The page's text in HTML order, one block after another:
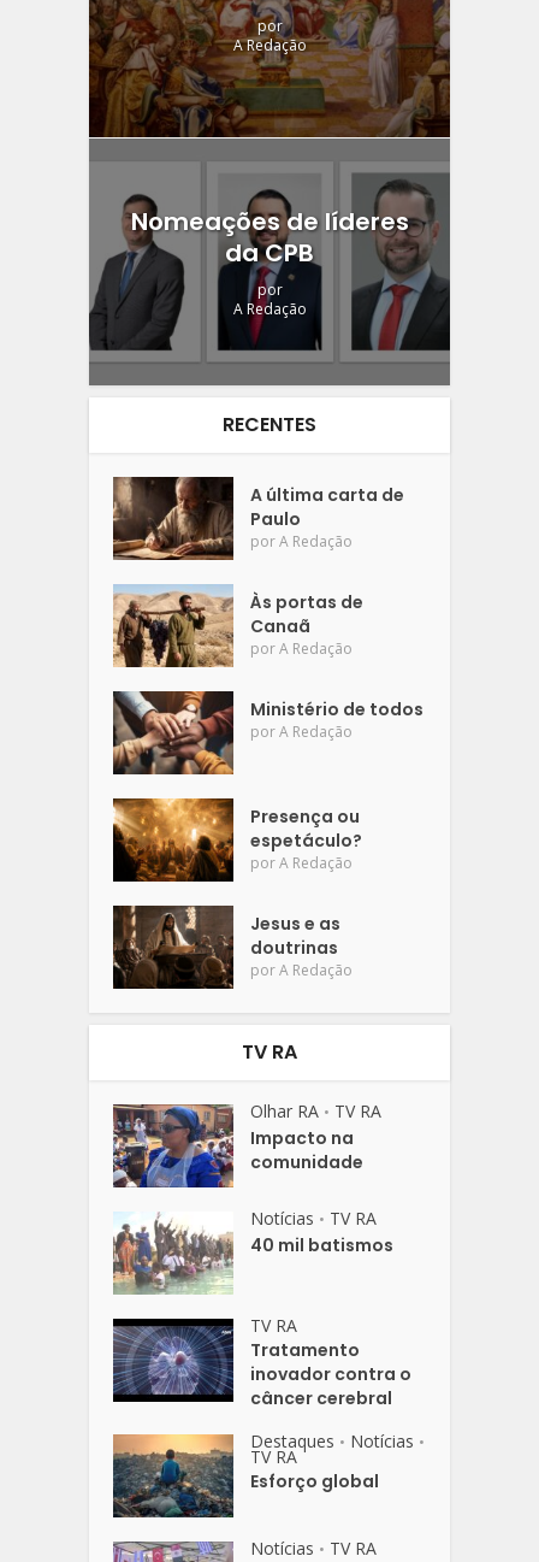
por
A Redação
Nomeações de líderes
da CPB
por
A Redação
RECENTES
A última carta de
Paulo
porA Redação
Às portas de
Canaã
porA Redação
Ministério de todos
porA Redação
Presença ou
espetáculo?
porA Redação
Jesus e as
doutrinas
porA Redação
TV RA
Olhar RA • TV RA
Impacto na
comunidade
Notícias • TV RA
40 mil batismos
TV RA
Tratamento
inovador contra o
câncer cerebral
Destaques • Notícias •
TV RA
Esforço global
Notícias • TV RA